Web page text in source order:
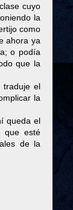
cuyo
la
como
ahora ya
o podía
que la
traduje el
la
queda el
que esté
de la